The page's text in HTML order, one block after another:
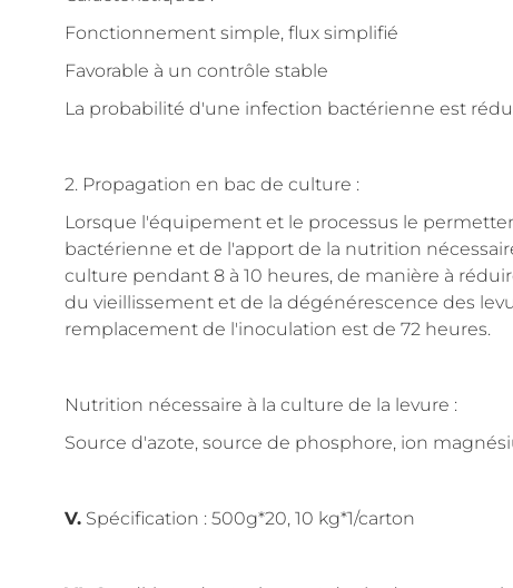
Fonctionnement simple, flux simplifié
Favorable à un contrôle stable
La probabilité d'une infection bactérienne est
2. Propagation en bac de culture :
Lorsque l'équipement et le processus le
bactérienne et de l'apport de la nutrition
culture pendant 8 à 10 heures, de manière à
du vieillissement et de la dégénérescence des
remplacement de l'inoculation est de 72 heures.
Nutrition nécessaire à la culture de la levure :
Source d'azote, source de phosphore, ion
V. Spécification : 500g*20, 10 kg*1/carton